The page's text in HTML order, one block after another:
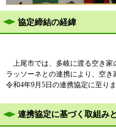
協定締結の経緯
上尾市では、多岐に渡る空き家
ラッソーネとの連携により、空き
令和4年9月5日の連携協定に至りま
連携協定に基づく取組み